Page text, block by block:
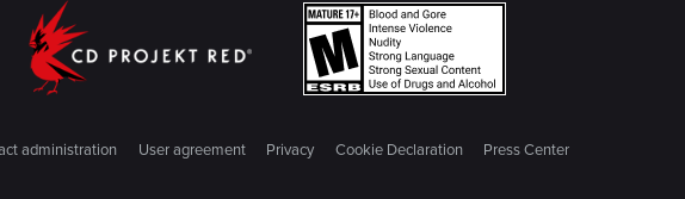
administration User agreement Privacy Cookie Declaration Press Center